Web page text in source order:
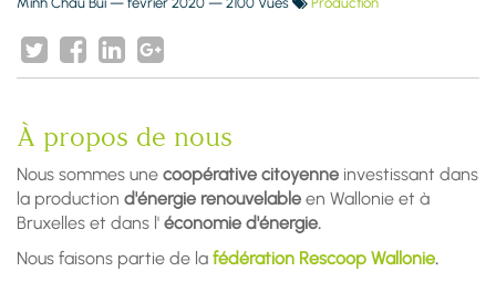
À propos de nous
Nous sommes une coopérative citoyenne investissant dans
la production d'énergie renouvelable en Wallonie et à
Bruxelles et dans l' économie d'énergie.
Nous faisons partie de la fédération Rescoop Wallonie.